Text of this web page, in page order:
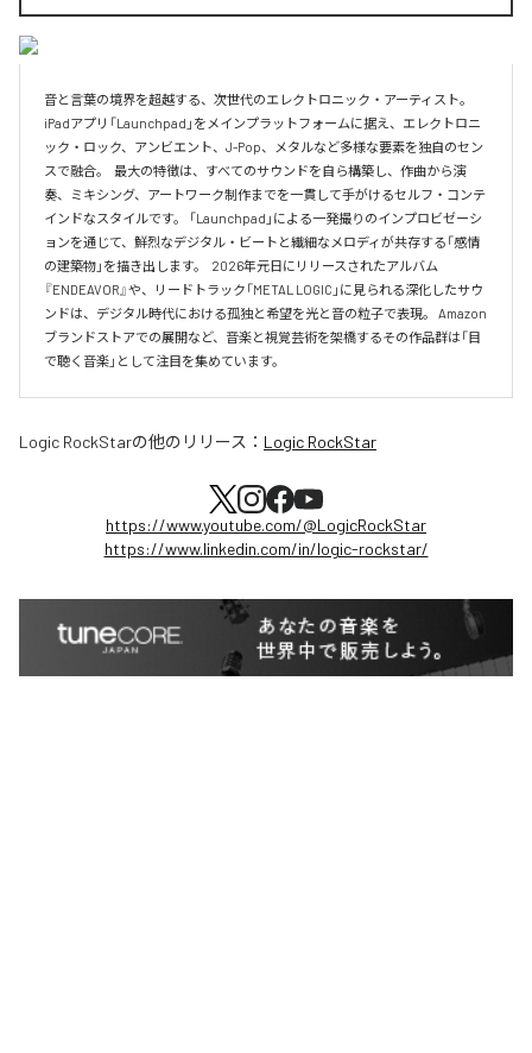
音と言葉の境界を超越する、次世代のエレクトロニック・アーティスト。
iPadアプリ「Launchpad」をメインプラットフォームに据え、エレクトロニ
ック・ロック、アンビエント、J-Pop、メタルなど多様な要素を独自のセン
スで融合。  最大の特徴は、すべてのサウンドを自ら構築し、作曲から演
奏、ミキシング、アートワーク制作までを一貫して手がけるセルフ・コンテ
インドなスタイルです。 「Launchpad」による一発撮りのインプロビゼーシ
ョンを通じて、鮮烈なデジタル・ビートと繊細なメロディが共存する「感情
の建築物」を描き出します。  2026年元日にリリースされたアルバム
『ENDEAVOR』や、リードトラック「METAL LOGIC」に見られる深化したサウ
ンドは、デジタル時代における孤独と希望を光と音の粒子で表現。 Amazon
ブランドストアでの展開など、音楽と視覚芸術を架橋するその作品群は「目
で聴く音楽」として注目を集めています。
Logic RockStarの他のリリース： Logic RockStar
https://www.youtube.com/@LogicRockStar
https://www.linkedin.com/in/logic-rockstar/